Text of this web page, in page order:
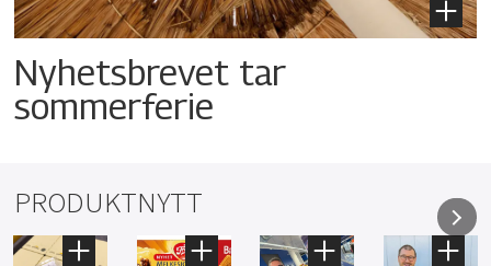
Nyhetsbrevet tar
sommerferie
PRODUKTNYTT